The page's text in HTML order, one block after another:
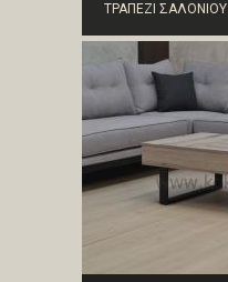
ΤΡΑΠΕΖΙ ΣΑΛΟΝΙΟΥ